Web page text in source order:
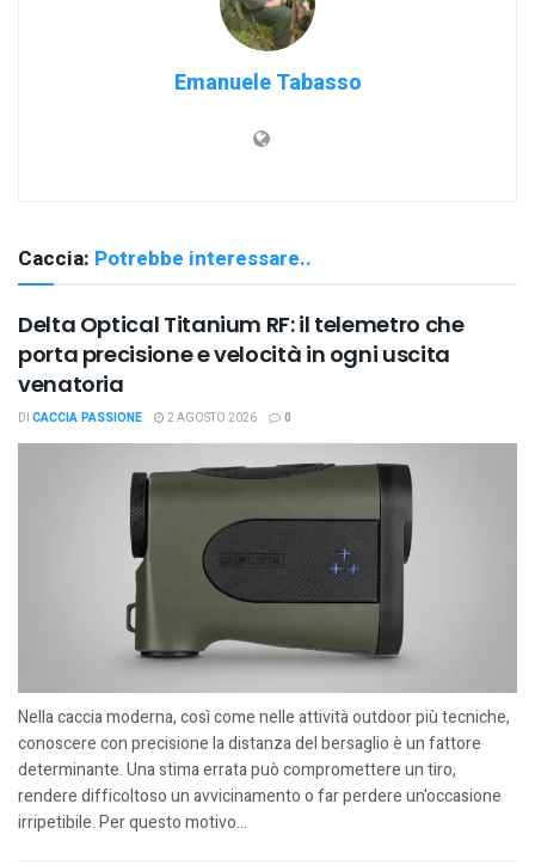
Emanuele Tabasso
Caccia: Potrebbe interessare..
Delta Optical Titanium RF: il telemetro che
porta precisione e velocità in ogni uscita
venatoria
DI CACCIA PASSIONE 2 AGOSTO 2026 0
Nella caccia moderna, così come nelle attività outdoor più tecniche,
conoscere con precisione la distanza del bersaglio è un fattore
determinante. Una stima errata può compromettere un tiro,
rendere difficoltoso un avvicinamento o far perdere un'occasione
irripetibile. Per questo motivo...